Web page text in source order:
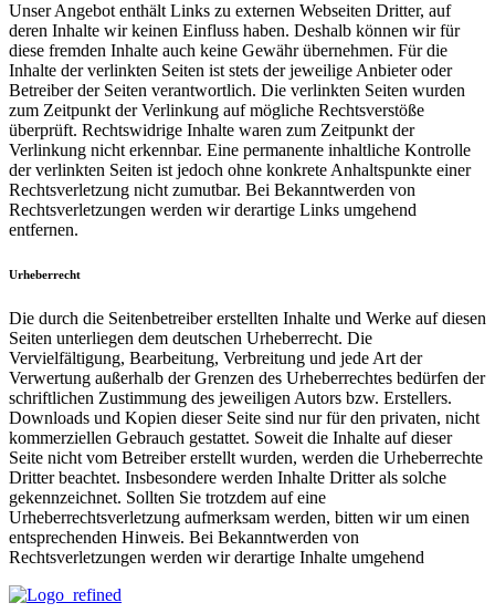
Unser Angebot enthält Links zu externen Webseiten Dritter, auf
deren Inhalte wir keinen Einfluss haben. Deshalb können wir für
diese fremden Inhalte auch keine Gewähr übernehmen. Für die
Inhalte der verlinkten Seiten ist stets der jeweilige Anbieter oder
Betreiber der Seiten verantwortlich. Die verlinkten Seiten wurden
zum Zeitpunkt der Verlinkung auf mögliche Rechtsverstöße
überprüft. Rechtswidrige Inhalte waren zum Zeitpunkt der
Verlinkung nicht erkennbar. Eine permanente inhaltliche Kontrolle
der verlinkten Seiten ist jedoch ohne konkrete Anhaltspunkte einer
Rechtsverletzung nicht zumutbar. Bei Bekanntwerden von
Rechtsverletzungen werden wir derartige Links umgehend
entfernen.
Urheberrecht
Die durch die Seitenbetreiber erstellten Inhalte und Werke auf diesen
Seiten unterliegen dem deutschen Urheberrecht. Die
Vervielfältigung, Bearbeitung, Verbreitung und jede Art der
Verwertung außerhalb der Grenzen des Urheberrechtes bedürfen der
schriftlichen Zustimmung des jeweiligen Autors bzw. Erstellers.
Downloads und Kopien dieser Seite sind nur für den privaten, nicht
kommerziellen Gebrauch gestattet. Soweit die Inhalte auf dieser
Seite nicht vom Betreiber erstellt wurden, werden die Urheberrechte
Dritter beachtet. Insbesondere werden Inhalte Dritter als solche
gekennzeichnet. Sollten Sie trotzdem auf eine
Urheberrechtsverletzung aufmerksam werden, bitten wir um einen
entsprechenden Hinweis. Bei Bekanntwerden von
Rechtsverletzungen werden wir derartige Inhalte umgehend